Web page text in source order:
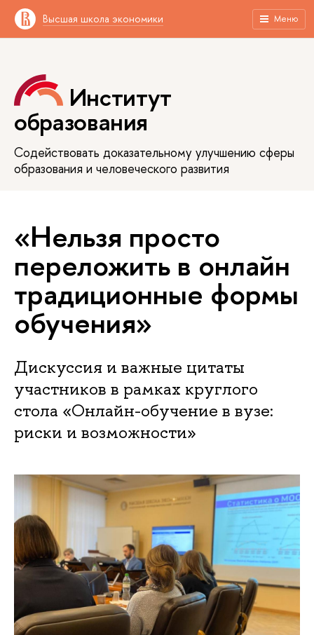
Высшая школа экономики Меню
Институт
образования
Содействовать доказательному улучшению сферы
образования и человеческого развития
«Нельзя просто
переложить в онлайн
традиционные формы
обучения»
Дискуссия и важные цитаты
участников в рамках круглого
стола «Онлайн-обучение в вузе:
риски и возможности»